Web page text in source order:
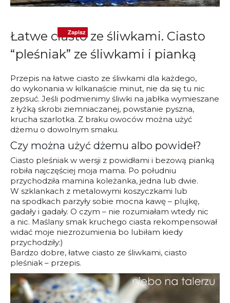
Łatwe ciasto ze śliwkami. Ciasto
“pleśniak” ze śliwkami i pianką
Przepis na łatwe ciasto ze śliwkami dla każdego,
do wykonania w kilkanaście minut, nie da się tu nic
zepsuć. Jeśli podmienimy śliwki na jabłka wymieszane
z łyżką skrobi ziemniaczanej, powstanie pyszna,
krucha szarlotka. Z braku owoców można użyć
dżemu o dowolnym smaku.
Czy można użyć dżemu albo powideł?
Ciasto pleśniak w wersji z powidłami i bezową pianką
robiła najczęściej moja mama. Po południu
przychodziła mamina koleżanka, jedna lub dwie.
W szklankach z metalowymi koszyczkami lub
na spodkach parzyły sobie mocna kawę – plujkę,
gadały i gadały. O czym – nie rozumiałam wtedy nic
a nic. Maślany smak kruchego ciasta rekompensował
widać moje niezrozumienia bo lubiłam kiedy
przychodziły:)
Bardzo dobre, łatwe ciasto ze śliwkami, ciasto
pleśniak – przepis.
Zapisz
Zapisz
Zapisz